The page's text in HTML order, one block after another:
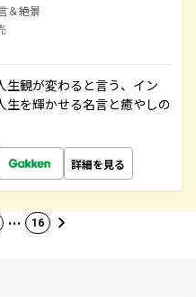
＆絶景
生観が変わると言う、イン
生を輝かせる名言と癒やしの
詳細を見る
… 16